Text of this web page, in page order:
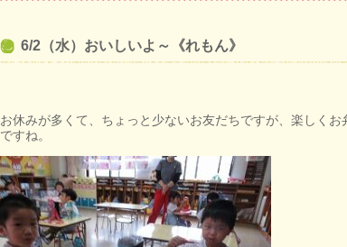
6/2（水）おいしいよ～《れもん》
お休みが多くて、ちょっと少ないお友だちですが、楽しく
ですね。